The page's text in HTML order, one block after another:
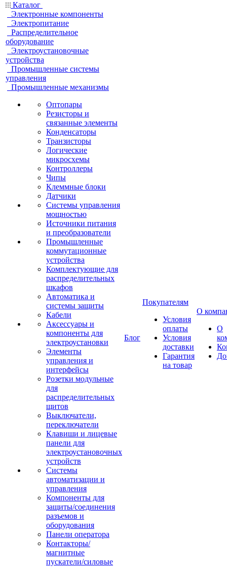
Каталог
Электронные компоненты
Электропитание
Распределительное
оборудование
Электроустановочные
устройства
Промышленные системы
управления
Промышленные механизмы
Оптопары
Резисторы и
связанные элементы
Конденсаторы
Транзисторы
Логические
микросхемы
Контроллеры
Чипы
Клеммные блоки
Датчики
Системы управления
мощностью
Источники питания
и преобразователи
Промышленные
коммутационные
устройства
Комплектующие для
распределительных
шкафов
Автоматика и
системы защиты
Кабели
Аксессуары и
компоненты для
электроустановки
Элементы
управления и
интерфейсы
Розетки модульные
для
распределительных
щитов
Выключатели,
переключатели
Клавиши и лицевые
панели для
электроустановочных
устройств
Системы
автоматизации и
управления
Компоненты для
защиты/соединения
разъемов и
оборудования
Панели оператора
Контакторы/
магнитные
пускатели/силовые
Блог
Покупателям
Условия
оплаты
Условия
доставки
Гарантия
на товар
О
О